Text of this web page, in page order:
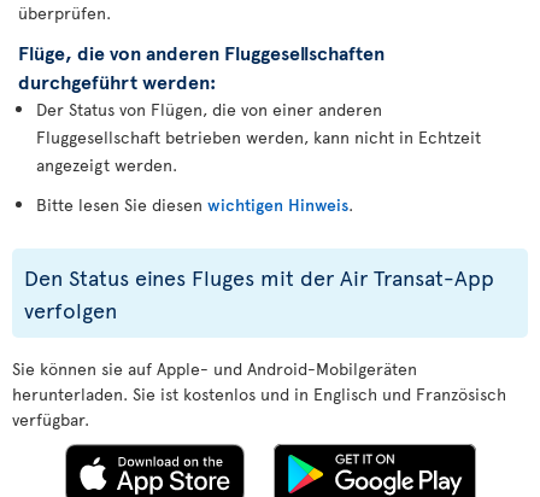
überprüfen.
Flüge, die von anderen Fluggesellschaften
durchgeführt werden:
Der Status von Flügen, die von einer anderen
Fluggesellschaft betrieben werden, kann nicht in Echtzeit
angezeigt werden.
Bitte lesen Sie diesen wichtigen Hinweis.
Den Status eines Fluges mit der Air Transat-App
verfolgen
Sie können sie auf Apple- und Android-Mobilgeräten
herunterladen. Sie ist kostenlos und in Englisch und Französisch
verfügbar.